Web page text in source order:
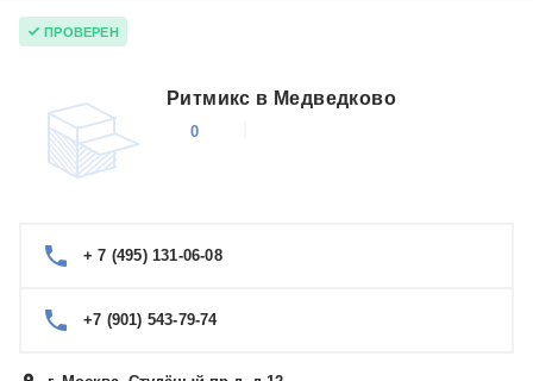
ПРОВЕРЕН
Ритмикс в Медведково
0
+ 7 (495) 131-06-08
+7 (901) 543-79-74